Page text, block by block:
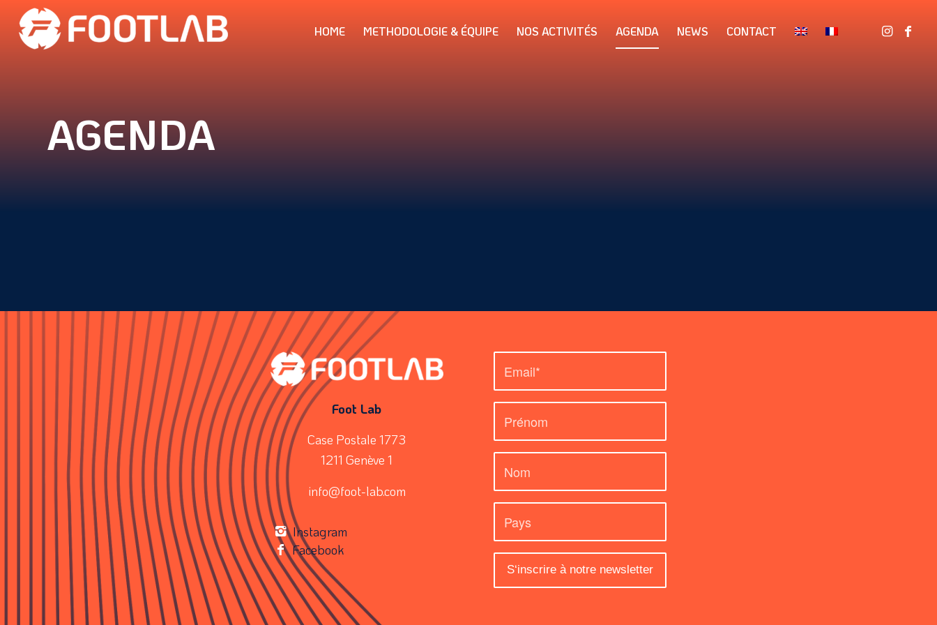
HOME METHODOLOGIE & ÉQUIPE NOS ACTIVITÉS AGENDA NEWS CONTACT
AGENDA
Foot Lab
Case Postale 1773
1211 Genève 1
info@foot-lab.com
Instagram
Facebook